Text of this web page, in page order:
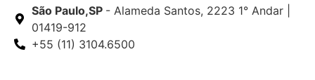
São Paulo,SP - Alameda Santos, 2223 1° Andar |
01419-912
+55 (11) 3104.6500